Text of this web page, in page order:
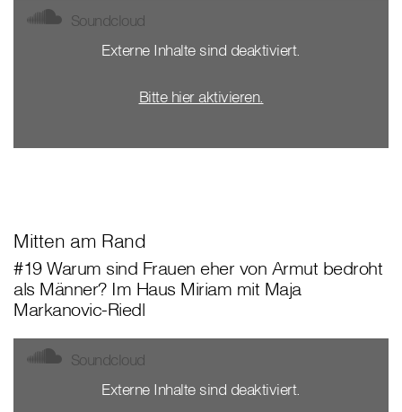
Soundcloud
Externe Inhalte sind deaktiviert.
Bitte hier aktivieren.
Mitten am Rand
#19 Warum sind Frauen eher von Armut bedroht
als Männer? Im Haus Miriam mit Maja
Markanovic-Riedl
Soundcloud
Externe Inhalte sind deaktiviert.